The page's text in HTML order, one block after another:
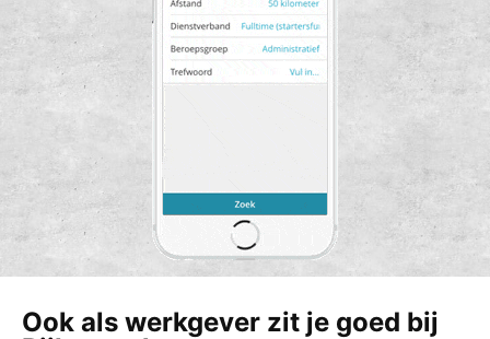
Ook als werkgever zit je goed bij